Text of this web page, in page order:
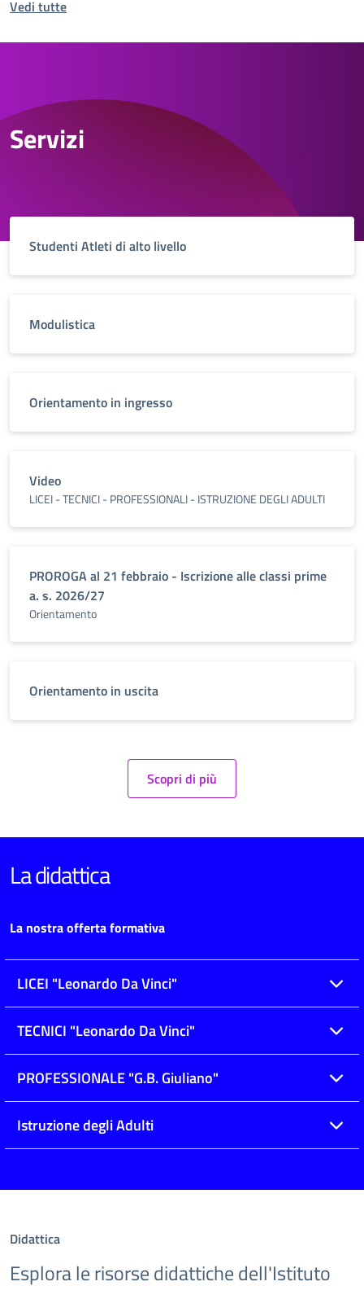
Vedi tutte
Servizi
Studenti Atleti di alto livello
Modulistica
Orientamento in ingresso
Video
LICEI - TECNICI - PROFESSIONALI - ISTRUZIONE DEGLI ADULTI
PROROGA al 21 febbraio - Iscrizione alle classi prime
a. s. 2026/27
Orientamento
Orientamento in uscita
Scopri di più
La didattica
La nostra offerta formativa
LICEI "Leonardo Da Vinci"
TECNICI "Leonardo Da Vinci"
PROFESSIONALE "G.B. Giuliano"
Istruzione degli Adulti
Didattica
Esplora le risorse didattiche dell'Istituto